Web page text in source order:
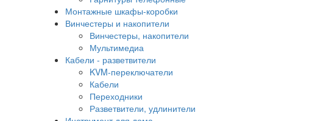
Монтажные шкафы-коробки
Винчестеры и накопители
Винчестеры, накопители
Мультимедиа
Кабели - разветвители
KVM-переключатели
Кабели
Переходники
Разветвители, удлинители